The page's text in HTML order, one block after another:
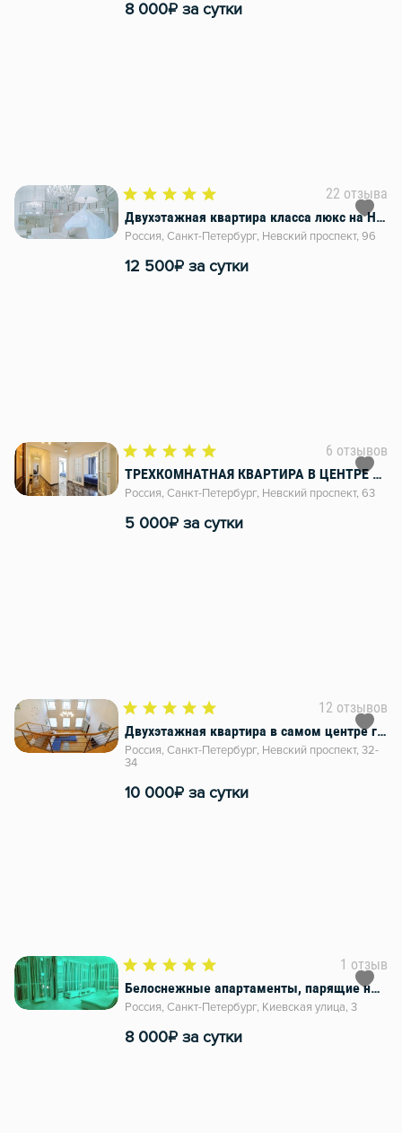
8 000₽ за сутки
22 отзыва
Двухэтажная квартира класса люкс на Невском
Россия, Санкт-Петербург, Невский проспект, 96
12 500₽ за сутки
6 отзывов
ТРЕХКОМНАТНАЯ КВАРТИРА В ЦЕНТРЕ ПЕТЕРБУРГА, Невский проспект 63
Россия, Санкт-Петербург, Невский проспект, 63
5 000₽ за сутки
12 отзывов
Двухэтажная квартира в самом центре города, Невский проспект 32-34
Россия, Санкт-Петербург, Невский проспект, 32-
34
10 000₽ за сутки
1 отзыв
Белоснежные апартаменты, парящие над Петербургом
Россия, Санкт-Петербург, Киевская улица, 3
8 000₽ за сутки